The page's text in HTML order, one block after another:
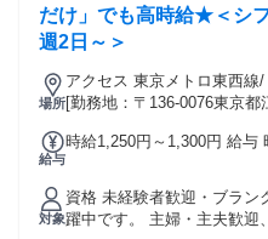
だけ」でも高時給★＜シ
週2日～＞
場所
アクセス 東京メトロ東西線
7分、東京メトロ東西線/東
分
[勤務地：〒136-0076東京都
給与
時給1,250円～1,300円 給与
遅番：1300円～ (高校生…
※土日祝は早番：1350円～ 遅番：
1300円～ 遅番：1350円～) 交通費：交通費支給 交通費規定支
対象
資格 未経験者歓迎・ブラン
躍中です。 主婦・主夫歓迎